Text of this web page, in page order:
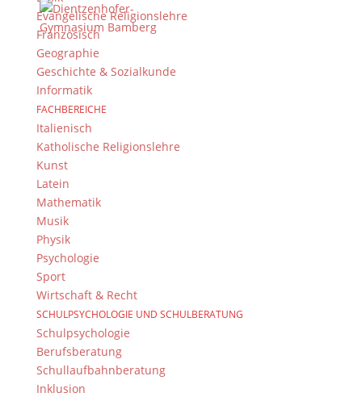
Evangelische Religionslehre
Französisch
Geographie
Geschichte & Sozialkunde
Informatik
FACHBEREICHE
Italienisch
Katholische Religionslehre
Kunst
Latein
Mathematik
Musik
Physik
Psychologie
Sport
Wirtschaft & Recht
SCHULPSYCHOLOGIE UND SCHULBERATUNG
Schulpsychologie
Berufsberatung
Schullaufbahnberatung
Inklusion
Newsarchiv
Newsarchiv
Das DG
Dientzenhofer-Gymnasium Bamberg
Feldkirchenstr. 20-22
96052 Bamberg
Tel.: +49 (0) 951 93 23 90
Fax.: +49 (0) 951 93 23 92 0
E-Mail:dg@stadt.bamberg.de
Kontakt & Ansprechpartner
Senden Sie uns Ihre Nachricht.